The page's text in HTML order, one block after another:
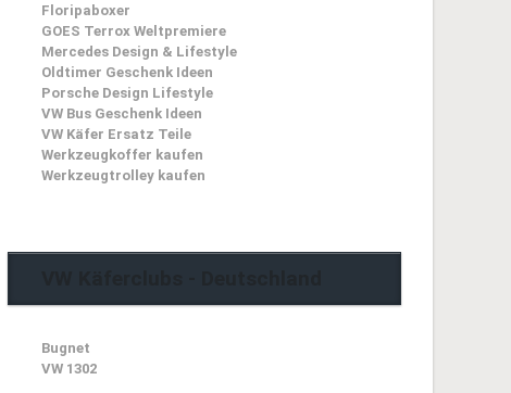
Floripaboxer
GOES Terrox Weltpremiere
Mercedes Design & Lifestyle
Oldtimer Geschenk Ideen
Porsche Design Lifestyle
VW Bus Geschenk Ideen
VW Käfer Ersatz Teile
Werkzeugkoffer kaufen
Werkzeugtrolley kaufen
Bugnet
VW 1302